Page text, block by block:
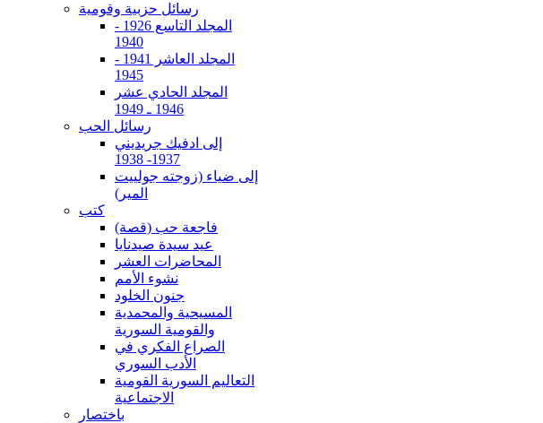
رسائل حزبية وقومية
المجلد التاسع 1926 -
1940
المجلد العاشر 1941 -
1945
المجلد الحادي عشر
1946 ـ 1949
رسائل الحب
إلى ادفيك جريديني
1937- 1938
إلى ضياء (زوجته جولييت
المير)
كتب
فاجعة حب (قصة)
عيد سيدة صيدنايا
المحاضرات العشر
نشوء الأمم
جنون الخلود
المسيحية والمحمدية
والقومية السورية
الصراع الفكري في
الأدب السوري
التعاليم السورية القومية
الاجتماعية
باختصار